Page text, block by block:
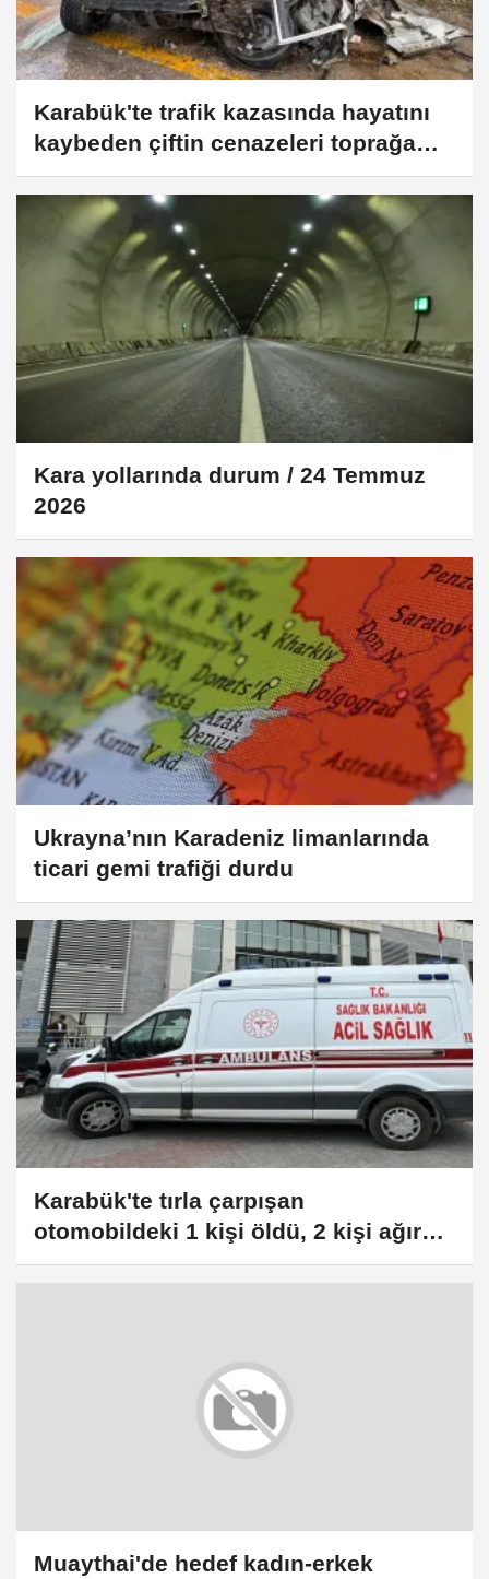
Karabük'te trafik kazasında hayatını
kaybeden çiftin cenazeleri toprağa
verildi
Kara yollarında durum / 24 Temmuz
2026
Ukrayna’nın Karadeniz limanlarında
ticari gemi trafiği durdu
Karabük'te tırla çarpışan
otomobildeki 1 kişi öldü, 2 kişi ağır
yaralandı
Muaythai'de hedef kadın-erkek